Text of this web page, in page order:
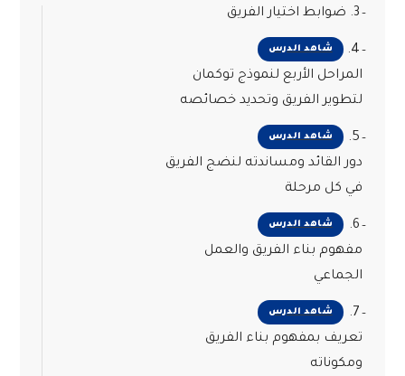
شاهد الدرس
4.
المراحل الأربع لنموذج توكمان
لتطوير الفريق وتحديد خصائصه
شاهد الدرس
5.
دور القائد ومساندته لنضج الفريق
في كل مرحلة
شاهد الدرس
6.
مفهوم بناء الفريق والعمل
الجماعي
شاهد الدرس
7.
تعريف بمفهوم بناء الفريق
ومكوناته